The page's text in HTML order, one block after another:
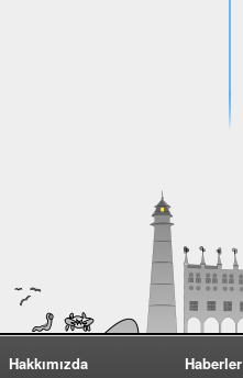
Hakkımızda
Haberler